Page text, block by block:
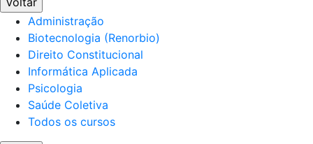
Administração
Biotecnologia (Renorbio)
Direito Constitucional
Informática Aplicada
Psicologia
Saúde Coletiva
Todos os cursos